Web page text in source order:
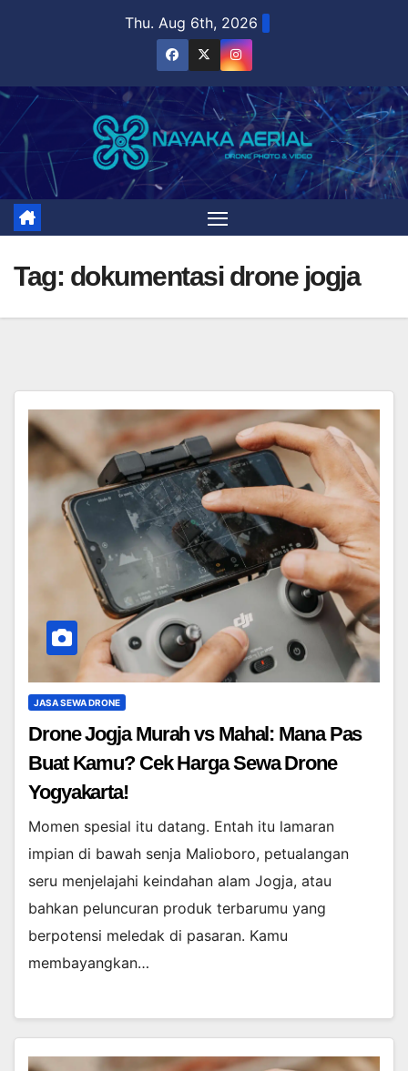
Thu. Aug 6th, 2026
Tag: dokumentasi drone jogja
JASA SEWA DRONE
Drone Jogja Murah vs Mahal: Mana Pas
Buat Kamu? Cek Harga Sewa Drone
Yogyakarta!
Momen spesial itu datang. Entah itu lamaran
impian di bawah senja Malioboro, petualangan
seru menjelajahi keindahan alam Jogja, atau
bahkan peluncuran produk terbarumu yang
berpotensi meledak di pasaran. Kamu
membayangkan…